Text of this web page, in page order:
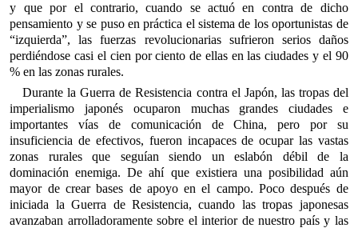
y que por el contrario, cuando se actuó en contra de dicho
pensamiento y se puso en práctica el sistema de los oportunistas de
“izquierda”, las fuerzas revolucionarias sufrieron serios daños
perdiéndose casi el cien por ciento de ellas en las ciudades y el 90
% en las zonas rurales.
Durante la Guerra de Resistencia contra el Japón, las tropas del
imperialismo japonés ocuparon muchas grandes ciudades e
importantes vías de comunicación de China, pero por su
insuficiencia de efectivos, fueron incapaces de ocupar las vastas
zonas rurales que seguían siendo un eslabón débil de la
dominación enemiga. De ahí que existiera una posibilidad aún
mayor de crear bases de apoyo en el campo. Poco después de
iniciada la Guerra de Resistencia, cuando las tropas japonesas
avanzaban arrolladoramente sobre el interior de nuestro país y las